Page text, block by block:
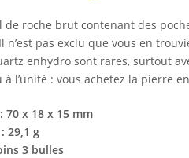
de roche brut contenant des
n’est pas exclu que vous en
enhydro sont rares, surtout
à l’unité : vous achetez la pierre
70 x 18 x 15 mm
29,1 g
3 bulles